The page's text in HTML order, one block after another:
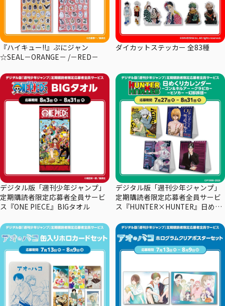
『ハイキュー!!』ぷにジャン
☆SEAL－ORANGE－ /－RED－
ダイカットステッカー 全83種
デジタル版「週刊少年ジャンプ」
定期購読者限定応募者全員サービ
ス『ONE PIECE』BIGタオル
デジタル版「週刊少年ジャンプ」
定期購読者限定応募者全員サービ
ス『HUNTER×HUNTER』日めく